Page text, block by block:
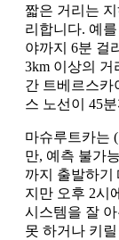
짧은 거리는
리합니다. 예
야까지 6분 걸
3km 이상의 거
간 트베르스카
스 노선이 45
마슈루트카는
만, 예측 불가
까지 출발하기
지만 오후 2시
시스템을 잘
못 하거나 키